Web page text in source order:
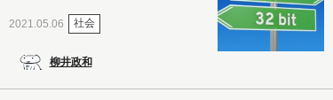
2021.05.06 社会
柳井政和